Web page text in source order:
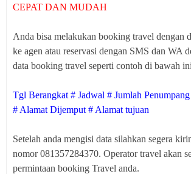
CEPAT DAN MUDAH
Anda bisa melakukan booking travel dengan
ke agen atau reservasi dengan SMS dan WA
data booking travel seperti contoh di bawah
Tgl Berangkat # Jadwal # Jumlah
# Alamat Dijemput # Alamat tujuan
Setelah anda mengisi data silahkan segera
nomor 081357284370. Operator travel akan
permintaan booking Travel anda.